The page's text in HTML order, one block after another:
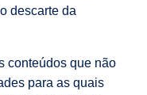
descarte da
conteúdos que não
para as quais